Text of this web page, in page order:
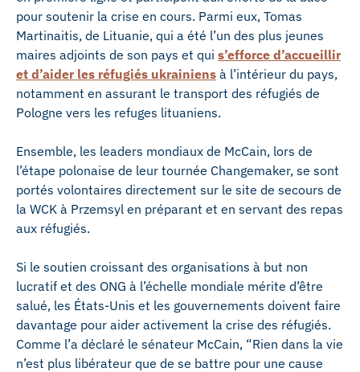
pour soutenir la crise en cours. Parmi eux, Tomas
Martinaitis, de Lituanie, qui a été l’un des plus jeunes
maires adjoints de son pays et qui s’efforce d’accueillir
et d’aider les réfugiés ukrainiens à l’intérieur du pays,
notamment en assurant le transport des réfugiés de
Pologne vers les refuges lituaniens.
Ensemble, les leaders mondiaux de McCain, lors de
l’étape polonaise de leur tournée Changemaker, se sont
portés volontaires directement sur le site de secours de
la WCK à Przemsyl en préparant et en servant des repas
aux réfugiés.
Si le soutien croissant des organisations à but non
lucratif et des ONG à l’échelle mondiale mérite d’être
salué, les États-Unis et les gouvernements doivent faire
davantage pour aider activement la crise des réfugiés.
Comme l’a déclaré le sénateur McCain, “Rien dans la vie
n’est plus libérateur que de se battre pour une cause